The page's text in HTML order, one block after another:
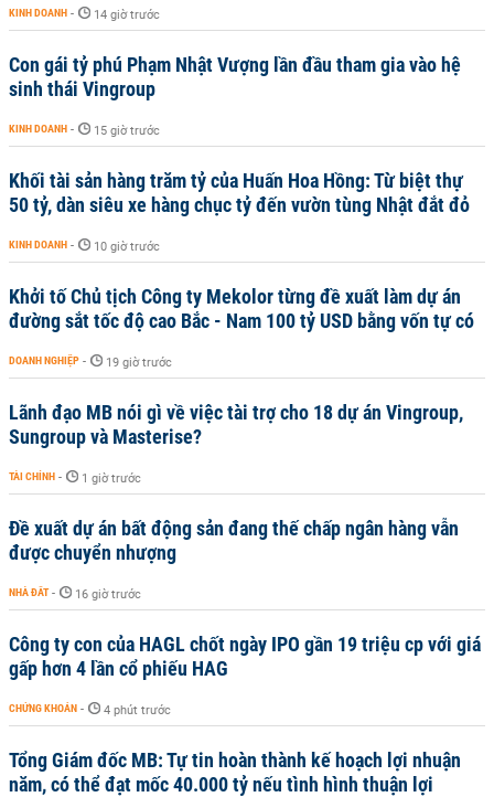
KINH DOANH - 14 giờ trước
Con gái tỷ phú Phạm Nhật Vượng lần đầu tham gia vào hệ
sinh thái Vingroup
KINH DOANH - 15 giờ trước
Khối tài sản hàng trăm tỷ của Huấn Hoa Hồng: Từ biệt thự
50 tỷ, dàn siêu xe hàng chục tỷ đến vườn tùng Nhật đắt đỏ
KINH DOANH - 10 giờ trước
Khởi tố Chủ tịch Công ty Mekolor từng đề xuất làm dự án
đường sắt tốc độ cao Bắc - Nam 100 tỷ USD bằng vốn tự có
DOANH NGHIỆP - 19 giờ trước
Lãnh đạo MB nói gì về việc tài trợ cho 18 dự án Vingroup,
Sungroup và Masterise?
TÀI CHÍNH - 1 giờ trước
Đề xuất dự án bất động sản đang thế chấp ngân hàng vẫn
được chuyển nhượng
NHÀ ĐẤT - 16 giờ trước
Công ty con của HAGL chốt ngày IPO gần 19 triệu cp với giá
gấp hơn 4 lần cổ phiếu HAG
CHỨNG KHOÁN - 4 phút trước
Tổng Giám đốc MB: Tự tin hoàn thành kế hoạch lợi nhuận
năm, có thể đạt mốc 40.000 tỷ nếu tình hình thuận lợi